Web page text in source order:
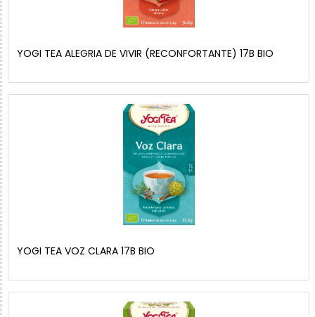
YOGI TEA ALEGRIA DE VIVIR (RECONFORTANTE) 17B BIO
YOGI TEA VOZ CLARA 17B BIO